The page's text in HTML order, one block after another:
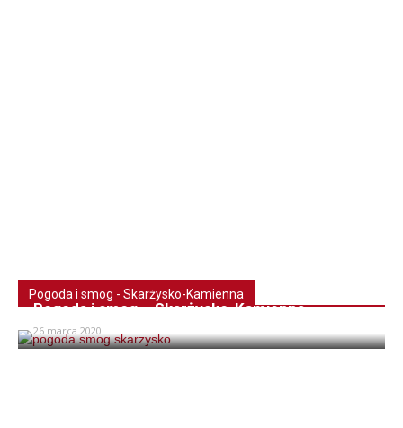
Pogoda i smog - Skarżysko-Kamienna
Pogoda i smog – Skarżysko-Kamienna
26 marca 2020